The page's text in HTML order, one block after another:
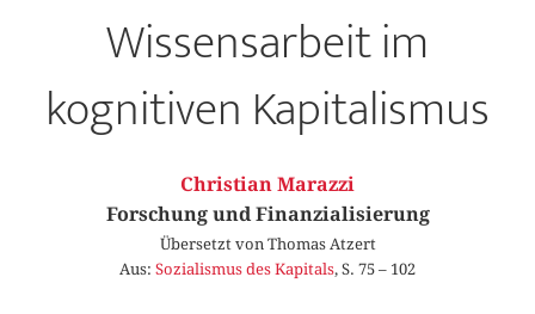
Wissensarbeit im
kognitiven Kapitalismus
Christian Marazzi
Forschung und Finanzialisierung
Übersetzt von Thomas Atzert
Aus: Sozialismus des Kapitals, S. 75 – 102